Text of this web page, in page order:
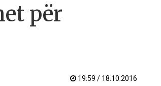
për
19:59 / 18.10.2016